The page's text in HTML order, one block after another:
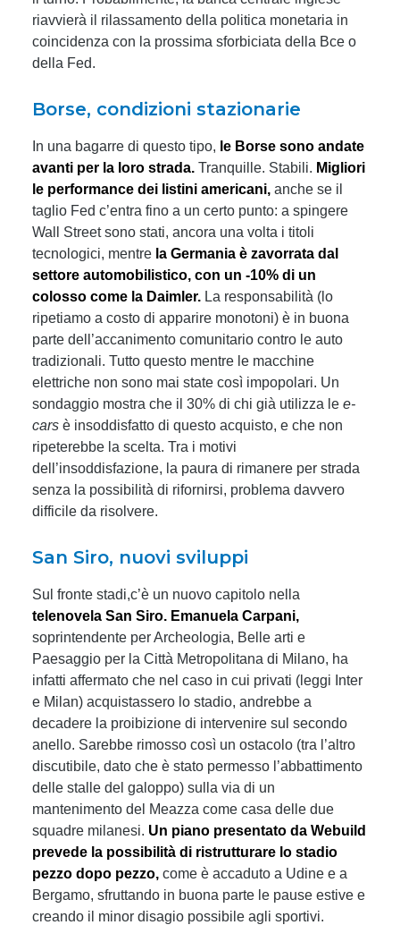
riavvierà il rilassamento della politica monetaria in
coincidenza con la prossima sforbiciata della Bce o
della Fed.
Borse, condizioni stazionarie
In una bagarre di questo tipo, le Borse sono andate
avanti per la loro strada. Tranquille. Stabili. Migliori
le performance dei listini americani, anche se il
taglio Fed c’entra fino a un certo punto: a spingere
Wall Street sono stati, ancora una volta i titoli
tecnologici, mentre la Germania è zavorrata dal
settore automobilistico, con un -10% di un
colosso come la Daimler. La responsabilità (lo
ripetiamo a costo di apparire monotoni) è in buona
parte dell’accanimento comunitario contro le auto
tradizionali. Tutto questo mentre le macchine
elettriche non sono mai state così impopolari. Un
sondaggio mostra che il 30% di chi già utilizza le e-
cars è insoddisfatto di questo acquisto, e che non
ripeterebbe la scelta. Tra i motivi
dell’insoddisfazione, la paura di rimanere per strada
senza la possibilità di rifornirsi, problema davvero
difficile da risolvere.
San Siro, nuovi sviluppi
Sul fronte stadi,c’è un nuovo capitolo nella
telenovela San Siro. Emanuela Carpani,
soprintendente per Archeologia, Belle arti e
Paesaggio per la Città Metropolitana di Milano, ha
infatti affermato che nel caso in cui privati (leggi Inter
e Milan) acquistassero lo stadio, andrebbe a
decadere la proibizione di intervenire sul secondo
anello. Sarebbe rimosso così un ostacolo (tra l’altro
discutibile, dato che è stato permesso l’abbattimento
delle stalle del galoppo) sulla via di un
mantenimento del Meazza come casa delle due
squadre milanesi. Un piano presentato da Webuild
prevede la possibilità di ristrutturare lo stadio
pezzo dopo pezzo, come è accaduto a Udine e a
Bergamo, sfruttando in buona parte le pause estive e
creando il minor disagio possibile agli sportivi.